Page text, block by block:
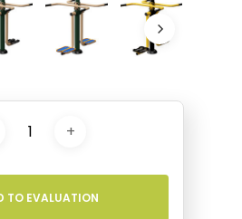
TO EVALUATION